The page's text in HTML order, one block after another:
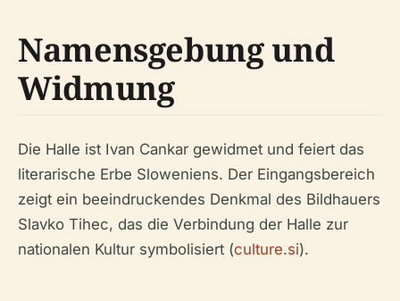
Namensgebung und
Widmung
Die Halle ist Ivan Cankar gewidmet und feiert das
literarische Erbe Sloweniens. Der Eingangsbereich
zeigt ein beeindruckendes Denkmal des Bildhauers
Slavko Tihec, das die Verbindung der Halle zur
nationalen Kultur symbolisiert (culture.si).